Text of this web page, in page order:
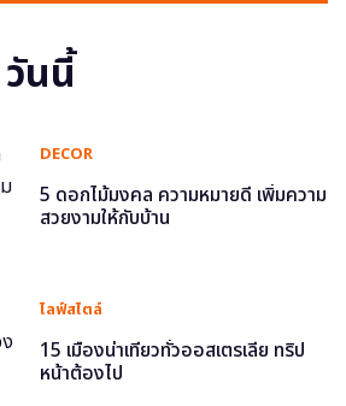
นนี้
DECOR
5 ดอกไม้มงคล ความหมายดี เพิ่มความ
สวยงามให้กับบ้าน
ไลฟ์สไตล์
15 เมืองน่าเที่ยวทั่วออสเตรเลีย ทริป
หน้าต้องไป